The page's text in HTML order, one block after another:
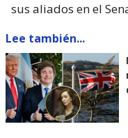
sus aliados en el
Lee también...